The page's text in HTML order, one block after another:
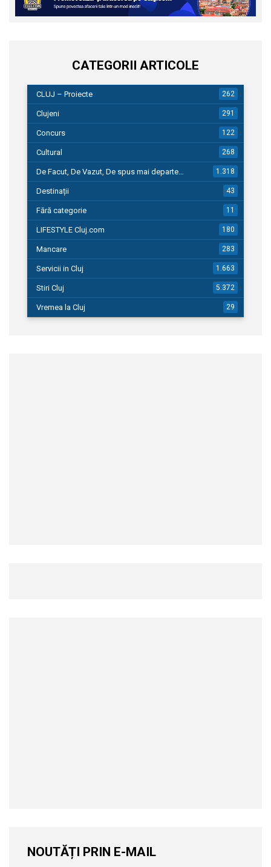
CATEGORII ARTICOLE
CLUJ – Proiecte 262
Clujeni 291
Concurs 122
Cultural 268
De Facut, De Vazut, De spus mai departe… 1.318
Destinații 43
Fără categorie 11
LIFESTYLE Cluj.com 180
Mancare 283
Servicii in Cluj 1.663
Stiri Cluj 5.372
Vremea la Cluj 29
NOUTĂȚI PRIN E-MAIL